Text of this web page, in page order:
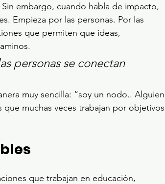
embargo, cuando habla de impacto,
Empieza por las personas. Por las
que permiten que ideas,
personas se conectan
muy sencilla: “soy un nodo.. Alguien
muchas veces trabajan por objetivos
que trabajan en educación,